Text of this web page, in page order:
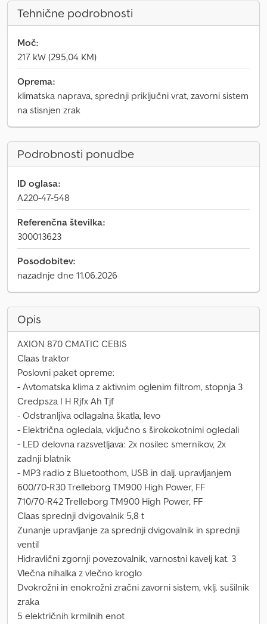
Tehnične podrobnosti
Moč:
217 kW (295,04 KM)
Oprema:
klimatska naprava, sprednji priključni vrat, zavorni sistem
na stisnjen zrak
Podrobnosti ponudbe
ID oglasa:
A220-47-548
Referenčna številka:
300013623
Posodobitev:
nazadnje dne 11.06.2026
Opis
AXION 870 CMATIC CEBIS
Claas traktor
Poslovni paket opreme:
- Avtomatska klima z aktivnim oglenim filtrom, stopnja 3
Credpsza I H Rjfx Ah Tjf
- Odstranljiva odlagalna škatla, levo
- Električna ogledala, vključno s širokokotnimi ogledali
- LED delovna razsvetljava: 2x nosilec smernikov, 2x
zadnji blatnik
- MP3 radio z Bluetoothom, USB in dalj. upravljanjem
600/70-R30 Trelleborg TM900 High Power, FF
710/70-R42 Trelleborg TM900 High Power, FF
Claas sprednji dvigovalnik 5,8 t
Zunanje upravljanje za sprednji dvigovalnik in sprednji
ventil
Hidravlični zgornji povezovalnik, varnostni kavelj kat. 3
Vlečna nihalka z vlečno kroglo
Dvokrožni in enokrožni zračni zavorni sistem, vklj. sušilnik
zraka
5 električnih krmilnih enot